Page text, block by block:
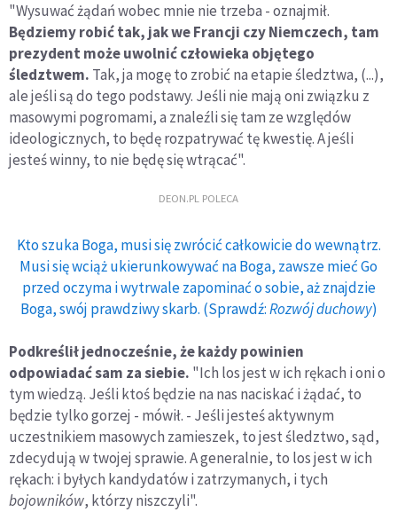
"Wysuwać żądań wobec mnie nie trzeba - oznajmił.
Będziemy robić tak, jak we Francji czy Niemczech, tam
prezydent może uwolnić człowieka objętego
śledztwem. Tak, ja mogę to zrobić na etapie śledztwa, (...),
ale jeśli są do tego podstawy. Jeśli nie mają oni związku z
masowymi pogromami, a znaleźli się tam ze względów
ideologicznych, to będę rozpatrywać tę kwestię. A jeśli
jesteś winny, to nie będę się wtrącać".
DEON.PL POLECA
Kto szuka Boga, musi się zwrócić całkowicie do wewnątrz.
Musi się wciąż ukierunkowywać na Boga, zawsze mieć Go
przed oczyma i wytrwale zapominać o sobie, aż znajdzie
Boga, swój prawdziwy skarb. (Sprawdź:Rozwój duchowy)
Podkreślił jednocześnie, że każdy powinien
odpowiadać sam za siebie. "Ich los jest w ich rękach i oni o
tym wiedzą. Jeśli ktoś będzie na nas naciskać i żądać, to
będzie tylko gorzej - mówił. - Jeśli jesteś aktywnym
uczestnikiem masowych zamieszek, to jest śledztwo, sąd,
zdecydują w twojej sprawie. A generalnie, to los jest w ich
rękach: i byłych kandydatów i zatrzymanych, i tych
bojowników, którzy niszczyli".